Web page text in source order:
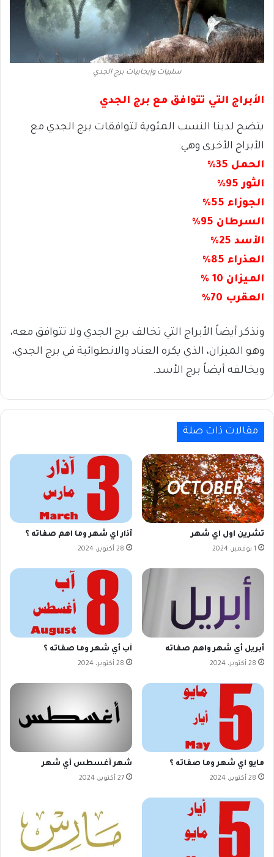
سلبيات وإيجابيات برج الجدي
الأبراج التي تتوافق مع برج الجدي
يتضح لدينا النسب المئوية لتوافقات برج الجدي مع
الأبراج الأخرى وهي:
الحمل 35%
الثور 95%
الجوزاء 55%
السرطان 95%
الأسد 25%
العذراء 85%
الميزان 10 %
العقرب 70%
ونذكر أيضاً الأبراج التي تخالف برج الجدي ولا تتوافق معه،
وهو الميزان، الذي يكره العناد والانطوائية في برج الجدي،
ويخالفه أيضاً برج الأسد.
مقالات ذات صلة
تشرين اول اي شهر
1 نوفمبر، 2024
آذار اي شهر وما اهم صفاته ؟
28 أكتوبر، 2024
أبريل أي شهر واهم صفاته
28 أكتوبر، 2024
آب أي شهر وما صفاته ؟
28 أكتوبر، 2024
مايو اي شهر وما صفاته ؟
28 أكتوبر، 2024
شهر أغسطس أي شهر
27 أكتوبر، 2024